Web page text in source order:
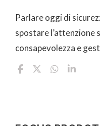
Parlare oggi di
spostare l’attenzione
consapevolezza e